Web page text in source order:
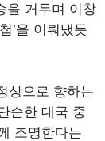
을 거두며 이창
’을 이뤄냈듯
상으로 향하는
순한 대국 중
조명한다는